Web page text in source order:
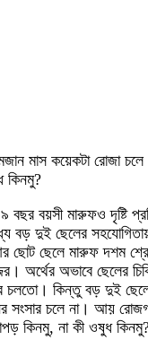
মাস কয়েকটা রোজা
কিনমু?
বয়সী মারুফও দৃষ্টি
বড় দুই ছেলের
আর ছোট ছেলে মারুফ দশম
অর্থের অভাবে ছেলের
চলতো। কিন্তু বড় দুই
সংসার চলে না। আয়
কিনমু, না কী ওষুধ